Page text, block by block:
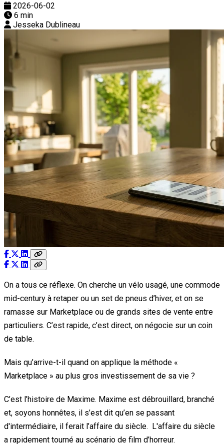
2026-06-02
6 min
Jesseka Dublineau
On a tous ce réflexe. On cherche un vélo usagé, une commode
mid-century à retaper ou un set de pneus d’hiver, et on se
ramasse sur Marketplace ou de grands sites de vente entre
particuliers. C’est rapide, c’est direct, on négocie sur un coin
de table.
Mais qu’arrive-t-il quand on applique la méthode «
Marketplace » au plus gros investissement de sa vie ?
C’est l’histoire de Maxime. Maxime est débrouillard, branché
et, soyons honnêtes, il s’est dit qu’en se passant
d'intermédiaire, il ferait l’affaire du siècle. L'affaire du siècle
a rapidement tourné au scénario de film d’horreur.